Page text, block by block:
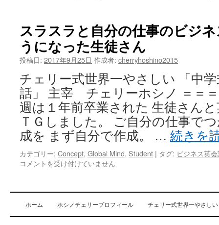
スラスラと自分の仕事のビジ
うになった生徒さん
投稿日: 2017年9月25日 作成者: cherryhoshino2015
チェリー式世界一やさしい 「中
話」 主宰 チェリーホシノ ＝＝
週は１年前卒業された 生徒さん
ＴＧしました。 ご自分の仕事で
成を まず自分で作成。 … 続きを
カテゴリー: Concept, Global Mind, Student | タグ: ビジネス英
コメントを受け付けていません
ホーム ホシノチェリープロフィール チェリー式世界一やさし